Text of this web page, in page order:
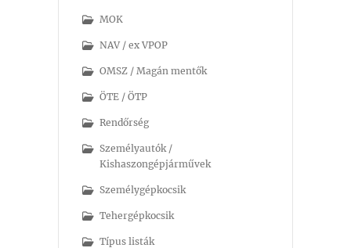
MOK
NAV / ex VPOP
OMSZ / Magán mentők
ÖTE / ÖTP
Rendőrség
Személyautók /
Kishaszongépjárművek
Személygépkocsik
Tehergépkocsik
Típus listák